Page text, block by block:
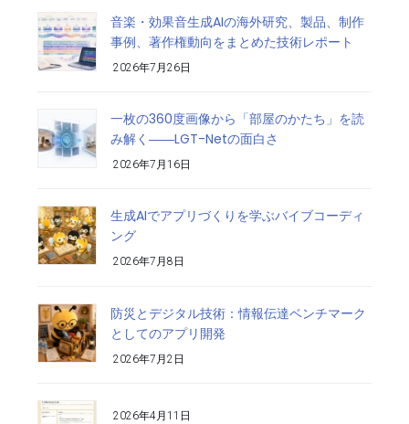
音楽・効果音生成AIの海外研究、製品、制作
事例、著作権動向をまとめた技術レポート
2026年7月26日
一枚の360度画像から「部屋のかたち」を読
み解く――LGT-Netの面白さ
2026年7月16日
生成AIでアプリづくりを学ぶバイブコーディ
ング
2026年7月8日
防災とデジタル技術：情報伝達ベンチマーク
としてのアプリ開発
2026年7月2日
2026年4月11日